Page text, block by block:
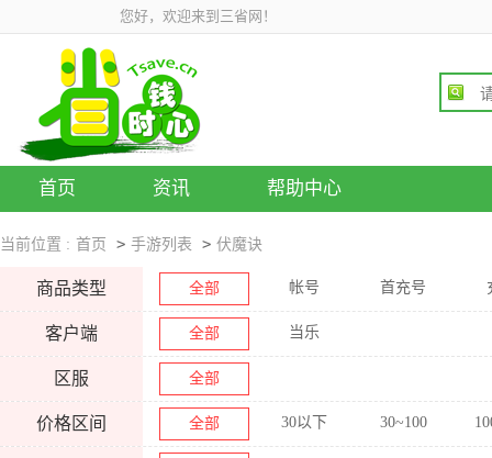
您好，欢迎来到三省网！
首页 资讯 帮助中心
当前位置 : 首页 > 手游列表 > 伏魔诀
商品类型 全部 帐号 首充号
客户端 全部 当乐
区服 全部
价格区间 全部 30以下 30~100